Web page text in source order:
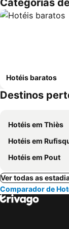
Categorias
Hotéis baratos
Destinos
Hotéis em Thiès
Hotéis em
Hotéis em Pout
Ver todas as
Comparador de